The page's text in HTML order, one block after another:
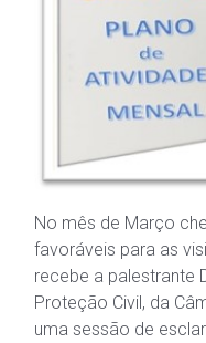
No mês de Março
favoráveis para as
recebe a palestrante
Proteção Civil, da
uma sessão de